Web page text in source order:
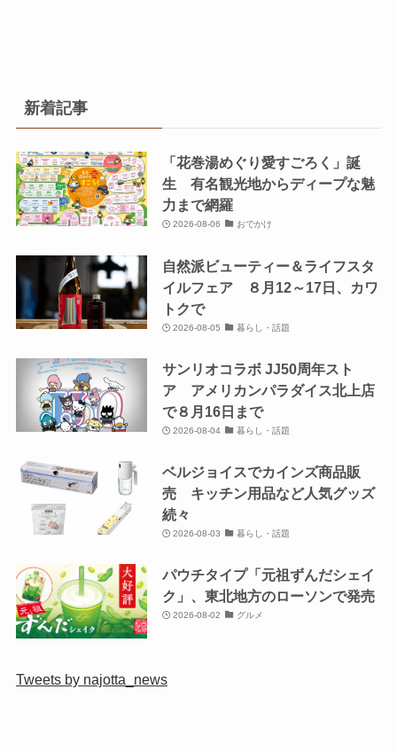
新着記事
「花巻湯めぐり愛すごろく」誕
生 有名観光地からディープな魅
力まで網羅
2026-08-06 おでかけ
自然派ビューティー＆ライフスタ
イルフェア ８月12～17日、カワ
トクで
2026-08-05 暮らし・話題
サンリオコラボ JJ50周年スト
ア アメリカンパラダイス北上店
で８月16日まで
2026-08-04 暮らし・話題
ベルジョイスでカインズ商品販
売 キッチン用品など人気グッズ
続々
2026-08-03 暮らし・話題
パウチタイプ「元祖ずんだシェイ
ク」、東北地方のローソンで発売
2026-08-02 グルメ
Tweets by najotta_news